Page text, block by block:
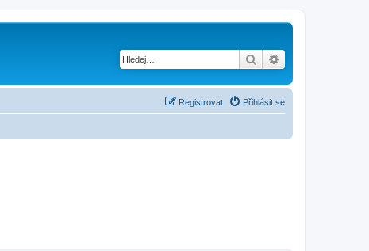
Hledat
Přihlásit se
Registrovat